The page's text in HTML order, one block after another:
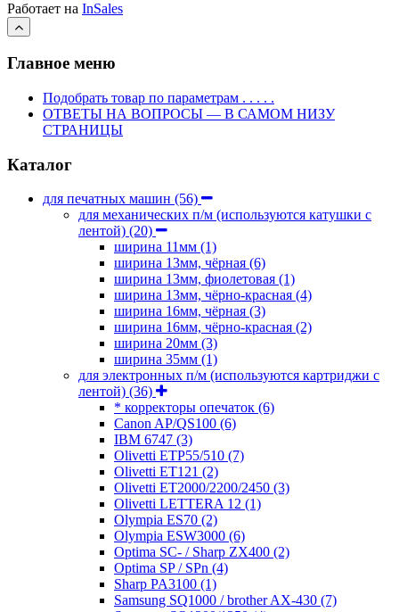
Работает на InSales
Главное меню
Подобрать товар по параметрам . . . . .
ОТВЕТЫ НА ВОПРОСЫ — В САМОМ НИЗУ
СТРАНИЦЫ
Каталог
для печатных машин (56)
для механических п/м (используются катушки с
лентой) (20)
ширина 11мм (1)
ширина 13мм, чёрная (6)
ширина 13мм, фиолетовая (1)
ширина 13мм, чёрно-красная (4)
ширина 16мм, чёрная (3)
ширина 16мм, чёрно-красная (2)
ширина 20мм (3)
ширина 35мм (1)
для электронных п/м (используются картриджи с
лентой) (36)
* корректоры опечаток (6)
Canon AP/QS100 (6)
IBM 6747 (3)
Olivetti ETP55/510 (7)
Olivetti ET121 (2)
Olivetti ET2000/2200/2450 (3)
Olivetti LETTERA 12 (1)
Olympia ES70 (2)
Olympia ESW3000 (6)
Optima SC- / Sharp ZX400 (2)
Optima SP / SPn (4)
Sharp PA3100 (1)
Samsung SQ1000 / brother AX-430 (7)